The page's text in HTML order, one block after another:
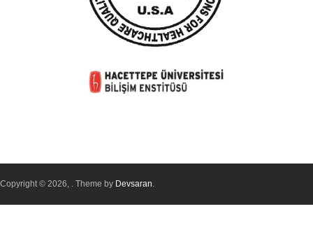
Copyright © 2026, . Theme by Devsaran.